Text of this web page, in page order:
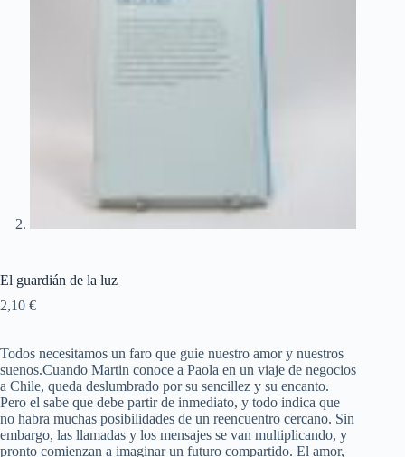
El guardián de la luz
2,10 €
Todos necesitamos un faro que guie nuestro amor y nuestros
suenos.Cuando Martin conoce a Paola en un viaje de negocios
a Chile, queda deslumbrado por su sencillez y su encanto.
Pero el sabe que debe partir de inmediato, y todo indica que
no habra muchas posibilidades de un reencuentro cercano. Sin
embargo, las llamadas y los mensajes se van multiplicando, y
pronto comienzan a imaginar un futuro compartido. El amor,